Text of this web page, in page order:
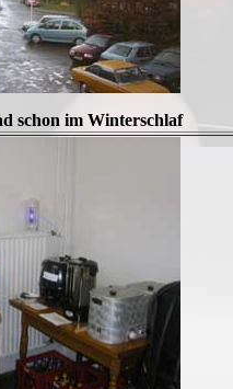
schon im Winterschlaf